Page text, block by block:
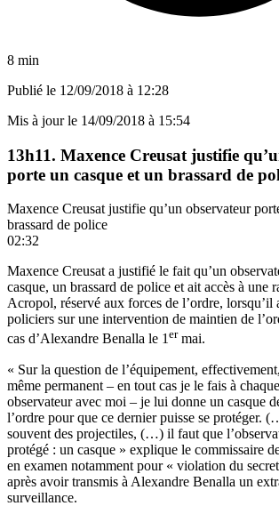
8 min
Publié le 12/09/2018 à 12:28
Mis à jour le 14/09/2018 à 15:54
13h11. Maxence Creusat justifie
porte un casque et un brassard de
Maxence Creusat justifie qu’un observateur
brassard de police
02:32
Maxence Creusat a justifié le fait qu’un
casque, un brassard de police et ait accès à une
Acropol, réservé aux forces de l’ordre, lorsqu’il
policiers sur une intervention de maintien de
cas d’Alexandre Benalla le 1ermai.
« Sur la question de l’équipement,
même permanent – en tout cas je le fais à
observateur avec moi – je lui donne un casque
l’ordre pour que ce dernier puisse se protéger.
souvent des projectiles, (…) il faut que
protégé : un casque » explique le commissaire
en examen notamment pour « violation du
après avoir transmis à Alexandre Benalla un
surveillance.